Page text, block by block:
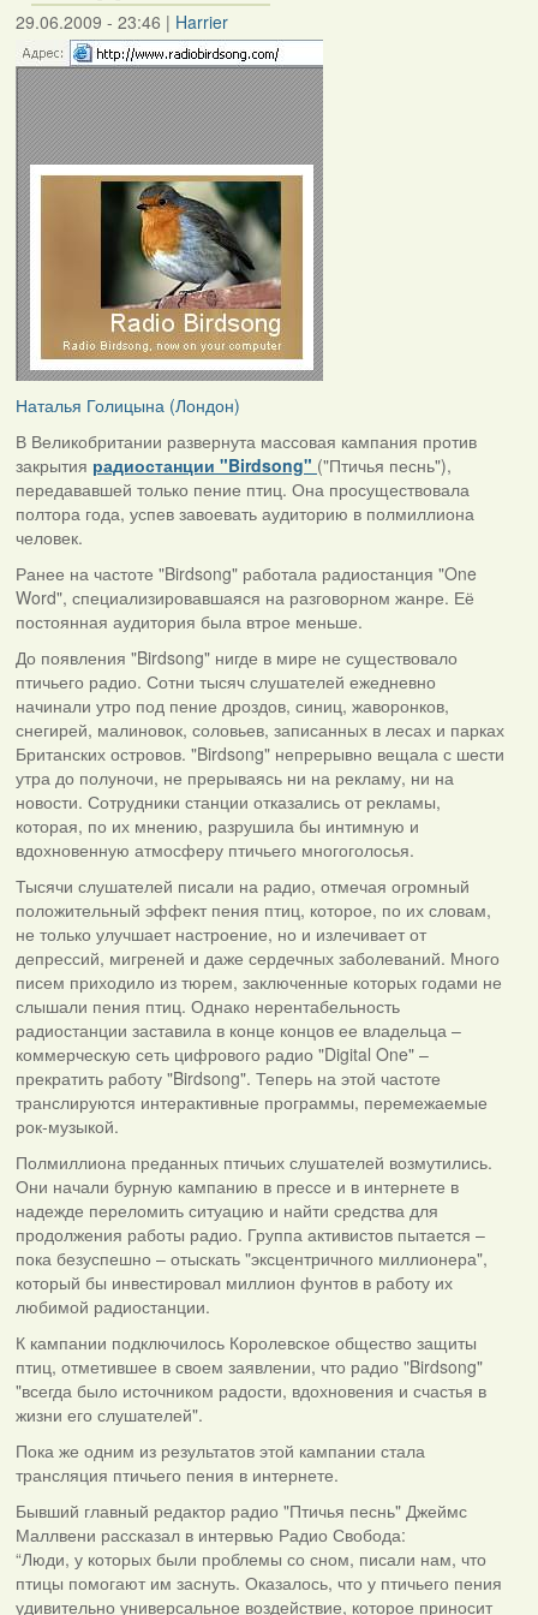
29.06.2009 - 23:46 | Harrier
Наталья Голицына (Лондон)
В Великобритании развернута массовая кампания против
закрытия радиостанции "Birdsong" ("Птичья песнь"),
передававшей только пение птиц. Она просуществовала
полтора года, успев завоевать аудиторию в полмиллиона
человек.
Ранее на частоте "Birdsong" работала радиостанция "One
Word", специализировавшаяся на разговорном жанре. Её
постоянная аудитория была втрое меньше.
До появления "Birdsong" нигде в мире не существовало
птичьего радио. Сотни тысяч слушателей ежедневно
начинали утро под пение дроздов, синиц, жаворонков,
снегирей, малиновок, соловьев, записанных в лесах и парках
Британских островов. "Birdsong" непрерывно вещала с шести
утра до полуночи, не прерываясь ни на рекламу, ни на
новости. Сотрудники станции отказались от рекламы,
которая, по их мнению, разрушила бы интимную и
вдохновенную атмосферу птичьего многоголосья.
Тысячи слушателей писали на радио, отмечая огромный
положительный эффект пения птиц, которое, по их словам,
не только улучшает настроение, но и излечивает от
депрессий, мигреней и даже сердечных заболеваний. Много
писем приходило из тюрем, заключенные которых годами не
слышали пения птиц. Однако нерентабельность
радиостанции заставила в конце концов ее владельца –
коммерческую сеть цифрового радио "Digital One" –
прекратить работу "Birdsong". Теперь на этой частоте
транслируются интерактивные программы, перемежаемые
рок-музыкой.
Полмиллиона преданных птичьих слушателей возмутились.
Они начали бурную кампанию в прессе и в интернете в
надежде переломить ситуацию и найти средства для
продолжения работы радио. Группа активистов пытается –
пока безуспешно – отыскать "эксцентричного миллионера",
который бы инвестировал миллион фунтов в работу их
любимой радиостанции.
К кампании подключилось Королевское общество защиты
птиц, отметившее в своем заявлении, что радио "Birdsong"
"всегда было источником радости, вдохновения и счастья в
жизни его слушателей".
Пока же одним из результатов этой кампании стала
трансляция птичьего пения в интернете.
Бывший главный редактор радио "Птичья песнь" Джеймс
Маллвени рассказал в интервью Радио Свобода:
“Люди, у которых были проблемы со сном, писали нам, что
птицы помогают им заснуть. Оказалось, что у птичьего пения
удивительно универсальное воздействие, которое приносит